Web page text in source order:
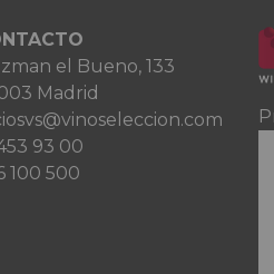
el Bueno, 133
Madrid
93 00
100 500